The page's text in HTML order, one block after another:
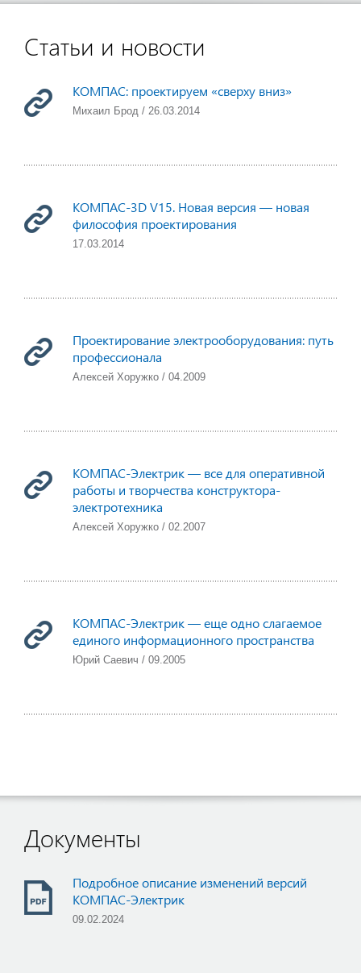
Статьи и новости
КОМПАС: проектируем «сверху вниз»
Михаил Брод / 26.03.2014
КОМПАС-3D V15. Новая версия — новая
философия проектирования
17.03.2014
Проектирование электрооборудования: путь
профессионала
Алексей Хоружко / 04.2009
КОМПАС-Электрик — все для оперативной
работы и творчества конструктора-
электротехника
Алексей Хоружко / 02.2007
КОМПАС-Электрик — еще одно слагаемое
единого информационного пространства
Юрий Саевич / 09.2005
Документы
Подробное описание изменений версий
КОМПАС-Электрик
09.02.2024